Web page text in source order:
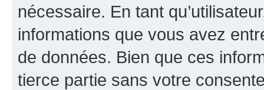
nécessaire. En tant
informations que vous avez
de données. Bien que ces
tierce partie sans votre